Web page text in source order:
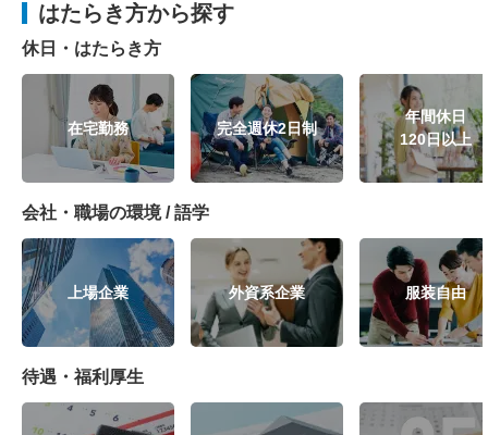
はたらき方から探す
休日・はたらき方
在宅勤務 完全週休2日制
年間休日
120日以上
会社・職場の環境 / 語学
上場企業 外資系企業 服装自由
待遇・福利厚生